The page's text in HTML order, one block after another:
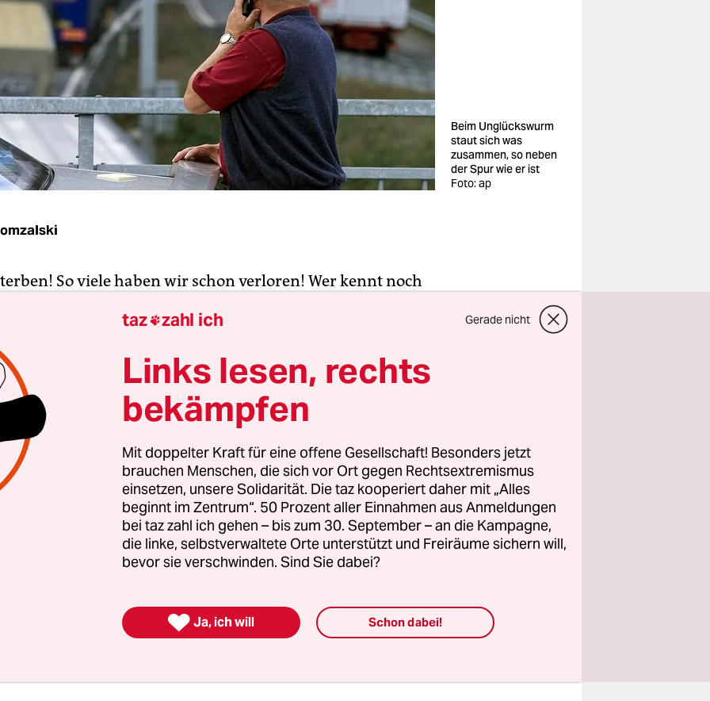
Beim Unglückswurm
staut sich was
zusammen, so neben
der Spur wie er ist
Foto: ap
So viele haben wir schon verloren! Wer kennt noch
auf über das Riesenross, den Frechdachs und die
Und so viele weitere sind vom Aussterben bedroht: Wo
noch umschwärmt von Hupfdohlen und
Was ist mit dem Bücherwurm? Und kaum hat man sie
sich der Lustmolch ans Tageslicht und schreit
Too!“ Wobei er den Schmusekater und den Schweinigel
hat.
es wirklich ans Eingemachte. Neueren Zählungen
nun auch der Unglückswurm bedroht. Und nur leichtfertige
naive Hänse im Glück können diesen Umstand
taz zahl ich Gerade nicht
Links lesen, rechts
bekämpfen
Mit doppelter Kraft für eine offene Gesellschaft! Besonders jetzt
brauchen Menschen, die sich vor Ort gegen Rechtsextremismus
einsetzen, unsere Solidarität. Die taz kooperiert daher mit „Alles
beginnt im Zentrum“. 50 Prozent aller Einnahmen aus Anmeldungen
bei taz zahl ich gehen – bis zum 30. September – an die Kampagne,
die linke, selbstverwaltete Orte unterstützt und Freiräume sichern will,
bevor sie verschwinden. Sind Sie dabei?
 Ja, ich will Schon dabei!